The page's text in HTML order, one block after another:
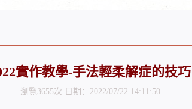
實作教學-手法輕柔解症的技巧
瀏覽3655次 日期：2022/07/22 14:11:50